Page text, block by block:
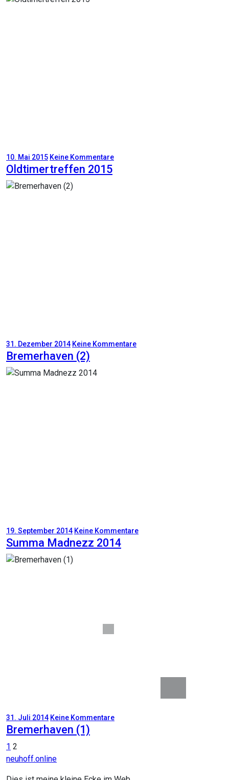
10. Mai 2015 Keine Kommentare
Oldtimertreffen 2015
31. Dezember 2014 Keine Kommentare
Bremerhaven (2)
19. September 2014 Keine Kommentare
Summa Madnezz 2014
31. Juli 2014 Keine Kommentare
Bremerhaven (1)
Seitennummerierung
der
1 2
neuhoff.online